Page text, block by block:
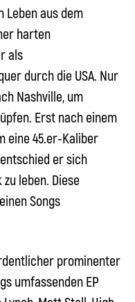
Leben aus dem
harten
als
durch die USA. Nur
Nashville, um
Erst nach einem
eine 45.er-Kaliber
er sich
leben. Diese
Songs
prominenter
umfassenden EP